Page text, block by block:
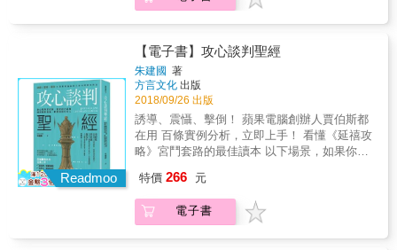
7：認清「銷售」和「談判」之間的差別 銷售
是在告訴別人你所提供的產品及服務的優點，
專注於強調它們的強項，企圖藉由說服對方而
達成交易。 但在談判，你則是必須掌握另一方
的利益、需求、優先選項、所受限制以及他們
對這一談判的看法。要建構出一個最高價值的
協議，靠的並不是去說服對方的能力，而是傾
而出現致命錯誤？ 就算是談判老手也會在準備
到心理偏差的影響，導致思考邏輯偏離理性而
使談判策略走樣。 本書的第二部分著眼於對談
判心理以及決策做精確的研究、分析，並將理
為導演，拿回命運的主導權。如果我們能學會
為自己的人生負責，就不會凡事怨天尤人。
四、【活在當下，接受就會帶來平靜】放開
煩憂，抓緊現在 我們很容易陷入過去不愉快的
經驗，一心想著過往以及報復的快感，遲遲不
肯放下。然而不管我們面對什麼衝突，那些終
將過去，沒有任何事情比「生命此刻的圓滿」
更重要。 五、【尊重，是代價最低的讓步】
少點反擊，多點包容 我們常會站在自己的角度
解讀並判斷別人說的話。如果能設身處地，用
對方的眼睛來看世界，如此，我們聽到的就不
只是「語言」，還包括對方的情感與言外之
意。 六、【願意付出，你會獲得更多】不爭
輸贏，大家共贏 施比受更有福。從互爭輸贏的
解決方法提升到雙贏、甚至是三贏的目標，不
自己和好，重拾內心的平靜，才能更好的影響
他人。更擴大來說，不只是與人的衝突，包括
應的方式，活出更好的自己。 哈佛談判專家教
你「說服自己」的六大心法 一、【照顧自己，
了解內在的感受】少點自責，多聽自己 把砲
口對外的談判，轉為關注自己的內心感受。從
局外人的角度觀察自己真正的想法與感受，能
讓自己從心煩意亂的念頭中抽離。 二、【想好
B計畫，此路不通就轉彎】少怪別人，多靠
佳替代方案做為下一步的行動方案，並從照顧
自己內心需求的角度出發。 三、【別拒絕人
生，只要換個角度看待】少點不足，多點知
足 我們可能當不成人生的編劇，但可以選擇成
話」！ 所以，「被動談判」的基本概念就在
於：讓對手覺得他是贏家，你就贏了！ 本書作
者以一個專業房地產投資人的身分，深入探索
人們潛意識中「影響決策」的因素， 並結合多
年來成功操盤兩岸房地產個案的深厚經驗，建
構出一套系統化的談判技巧。 只要掌握其中訣
竅，就能「攻無不克」，讓人生中的每場談判
都徹底贏到骨子裡！ ●你想掌握「被動談判七
堂課」的精隨嗎？ 因為「攻心為上」，所以必
透過七個技術，結合案例分析，深入淺出帶你
一步步深入談判的最高境界： 從「口才」轉移
到「留白」；從「說服」轉移到「觀察與挖
Readmoo
【電子書】攻心談判聖經
朱建國 著
方言文化 出版
2018/09/26 出版
誘導、震懾、擊倒！ 蘋果電腦創辦人賈伯斯都
在用 百條實例分析，立即上手！ 看懂《延禧攻
略》宮鬥套路的最佳讀本 以下場景，如果你覺
&mdash;&mdash; ►► 加薪要求，如何讓老
闆愉快同意？ ►► 處理車禍紛爭，怎麼談才
利己？ ►► 樓上漏水卻拒修，惡鄰居如何應
特價 266 元
電子書